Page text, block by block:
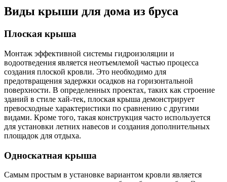
Виды крыши для дома из бруса
Плоская крыша
Монтаж эффективной системы гидроизоляции и
водоотведения является неотъемлемой частью процесса
создания плоской кровли. Это необходимо для
предотвращения задержки осадков на горизонтальной
поверхности. В определенных проектах, таких как строение
зданий в стиле хай-тек, плоская крыша демонстрирует
превосходные характеристики по сравнению с другими
видами. Кроме того, такая конструкция часто используется
для установки летних навесов и создания дополнительных
площадок для отдыха.
Односкатная крыша
Самым простым в установке вариантом кровли является